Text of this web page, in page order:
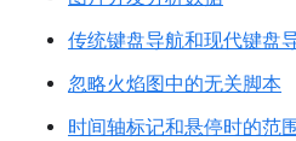
传统键盘导航和现代键盘
忽略火焰图中的无关脚本
时间轴标记和悬停时的范